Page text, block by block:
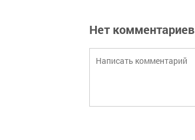
Нет комментариев